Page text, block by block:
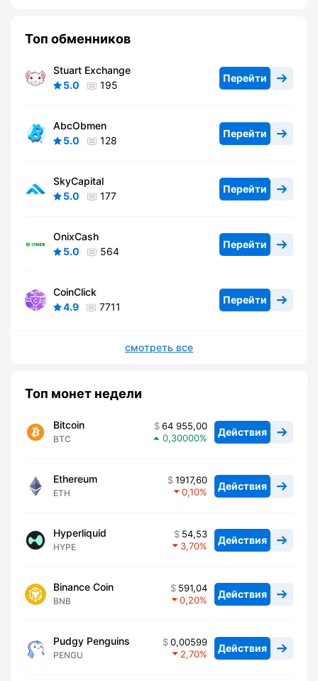
Топ обменников
Stuart Exchange
5.0
195
Перейти
AbcObmen
5.0
128
Перейти
SkyCapital
5.0
177
Перейти
OnixCash
5.0
564
Перейти
CoinClick
4.9
7711
Перейти
смотреть все
Топ монет недели
Bitcoin
BTC
64 955,00
0,30000
Действия
Ethereum
ETH
1917,60
0,10
Действия
Hyperliquid
HYPE
54,53
3,70
Действия
Binance Coin
BNB
591,04
0,20
Действия
Pudgy Penguins
PENGU
0,00599
2,70
Действия